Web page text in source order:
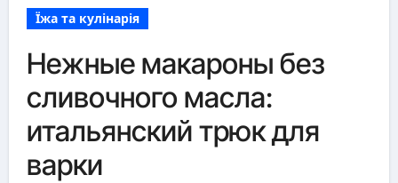
Їжа та кулінарія
Нежные макароны без
сливочного масла:
итальянский трюк для
варки